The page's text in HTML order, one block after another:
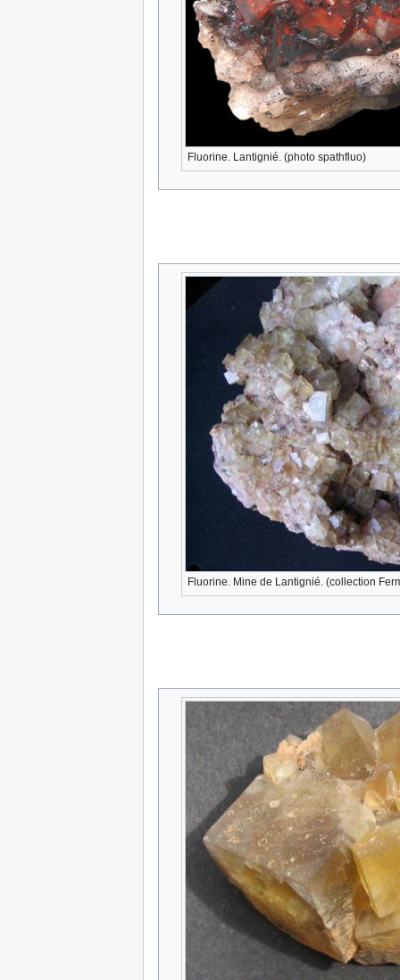
Fluorine. Lantignié. (photo spathfluo)
Fluorine. Mine de Lantignié. (collection